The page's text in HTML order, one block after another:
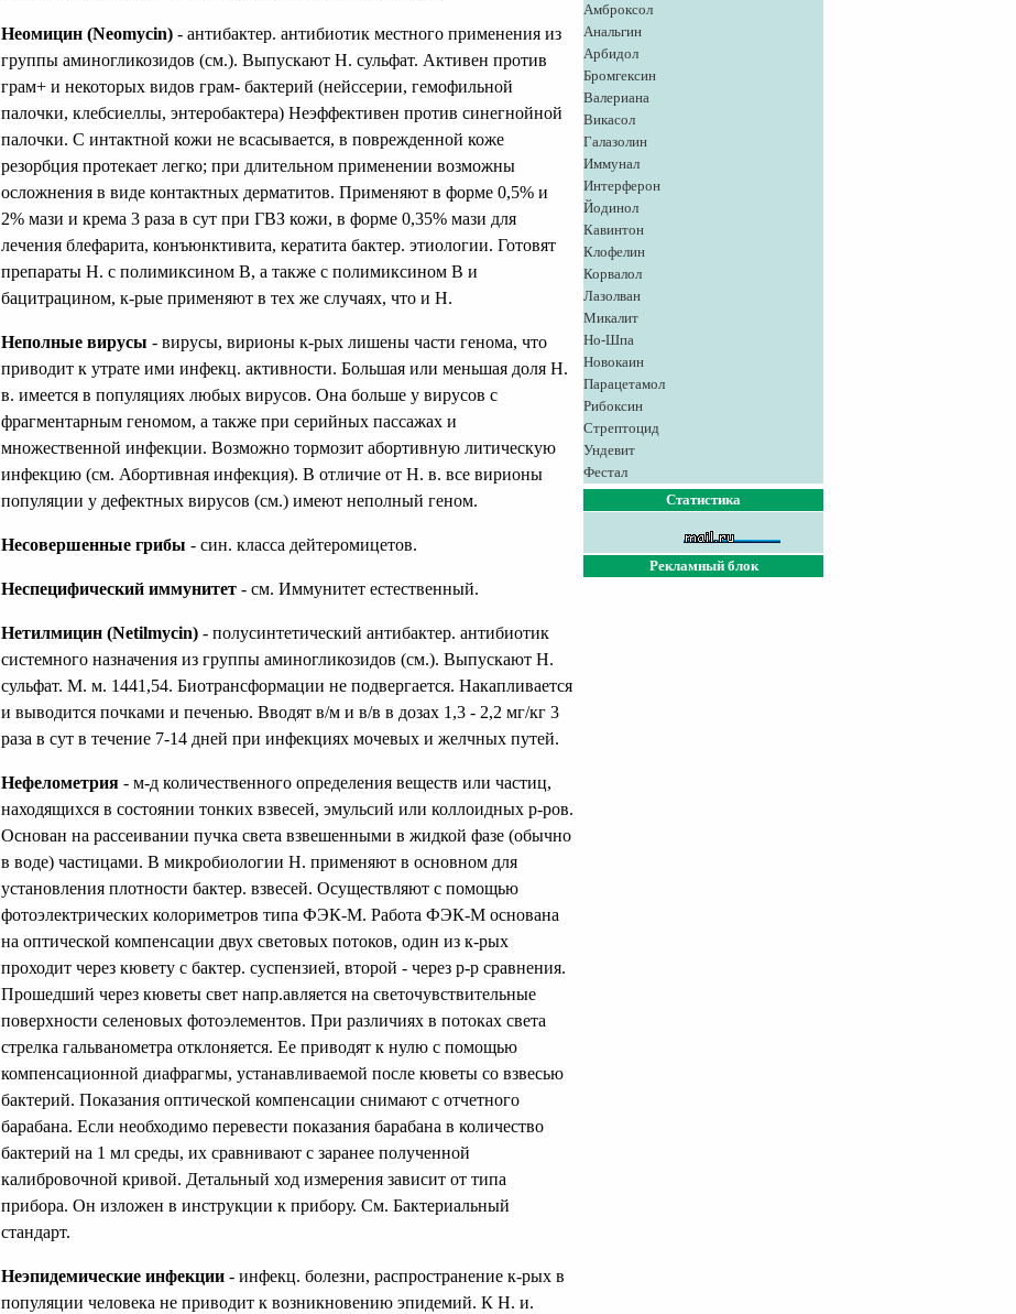
Неомицин (Neomycin) - антибактер. антибиотик местного применения из
группы аминогликозидов (см.). Выпускают Н. сульфат. Активен против
грам+ и некоторых видов грам- бактерий (нейссерии, гемофильной
палочки, клебсиеллы, энтеробактера) Неэффективен против синегнойной
палочки. С интактной кожи не всасывается, в поврежденной коже
резорбция протекает легко; при длительном применении возможны
осложнения в виде контактных дерматитов. Применяют в форме 0,5% и
2% мази и крема 3 раза в сут при ГВЗ кожи, в форме 0,35% мази для
лечения блефарита, конъюнктивита, кератита бактер. этиологии. Готовят
препараты Н. с полимиксином В, а также с полимиксином В и
бацитрацином, к-рые применяют в тех же случаях, что и Н.
Неполные вирусы - вирусы, вирионы к-рых лишены части генома, что
приводит к утрате ими инфекц. активности. Большая или меньшая доля Н.
в. имеется в популяциях любых вирусов. Она больше у вирусов с
фрагментарным геномом, а также при серийных пассажах и
множественной инфекции. Возможно тормозит абортивную литическую
инфекцию (см. Абортивная инфекция). В отличие от Н. в. все вирионы
популяции у дефектных вирусов (см.) имеют неполный геном.
Несовершенные грибы - син. класса дейтеромицетов.
Неспецифический иммунитет - см. Иммунитет естественный.
Нетилмицин (Netilmycin) - полусинтетический антибактер. антибиотик
системного назначения из группы аминогликозидов (см.). Выпускают Н.
сульфат. М. м. 1441,54. Биотрансформации не подвергается. Накапливается
и выводится почками и печенью. Вводят в/м и в/в в дозах 1,3 - 2,2 мг/кг 3
раза в сут в течение 7-14 дней при инфекциях мочевых и желчных путей.
Нефелометрия - м-д количественного определения веществ или частиц,
находящихся в состоянии тонких взвесей, эмульсий или коллоидных р-ров.
Основан на рассеивании пучка света взвешенными в жидкой фазе (обычно
в воде) частицами. В микробиологии Н. применяют в основном для
установления плотности бактер. взвесей. Осуществляют с помощью
фотоэлектрических колориметров типа ФЭК-М. Работа ФЭК-М основана
на оптической компенсации двух световых потоков, один из к-рых
проходит через кювету с бактер. суспензией, второй - через р-р сравнения.
Прошедший через кюветы свет напр.авляется на светочувствительные
поверхности селеновых фотоэлементов. При различиях в потоках света
стрелка гальванометра отклоняется. Ее приводят к нулю с помощью
компенсационной диафрагмы, устанавливаемой после кюветы со взвесью
бактерий. Показания оптической компенсации снимают с отчетного
барабана. Если необходимо перевести показания барабана в количество
бактерий на 1 мл среды, их сравнивают с заранее полученной
калибровочной кривой. Детальный ход измерения зависит от типа
прибора. Он изложен в инструкции к прибору. См. Бактериальный
стандарт.
Неэпидемические инфекции - инфекц. болезни, распространение к-рых в
популяции человека не приводит к возникновению эпидемий. К Н. и.
Амброксол
Анальгин
Арбидол
Бромгексин
Валериана
Викасол
Галазолин
Иммунал
Интерферон
Йодинол
Кавинтон
Клофелин
Корвалол
Лазолван
Микалит
Но-Шпа
Новокаин
Парацетамол
Рибоксин
Стрептоцид
Ундевит
Фестал
Статистика
Рекламный блок